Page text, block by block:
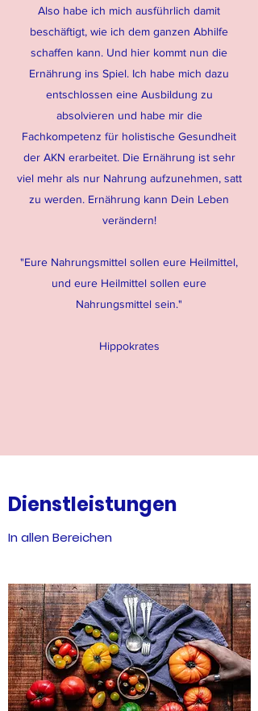
Dienstleistungen
In allen Bereichen
Also habe ich mich ausführlich damit
beschäftigt, wie ich dem ganzen Abhilfe
schaffen kann. Und hier kommt nun die
Ernährung ins Spiel. Ich habe mich dazu
entschlossen eine Ausbildung zu
absolvieren und habe mir die
Fachkompetenz für holistische Gesundheit
der AKN erarbeitet. Die Ernährung ist sehr
viel mehr als nur Nahrung aufzunehmen, satt
zu werden. Ernährung kann Dein Leben
verändern!
"Eure Nahrungsmittel sollen eure Heilmittel,
und eure Heilmittel sollen eure
Nahrungsmittel sein."
Hippokrates